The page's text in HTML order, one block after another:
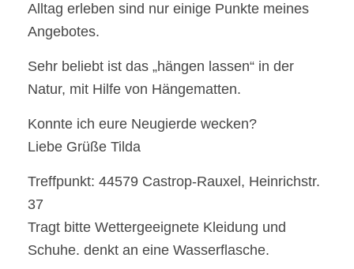
Alltag erleben sind nur einige Punkte meines
Angebotes.
Sehr beliebt ist das „hängen lassen“ in der
Natur, mit Hilfe von Hängematten.
Konnte ich eure Neugierde wecken?
Liebe Grüße Tilda
Treffpunkt: 44579 Castrop-Rauxel, Heinrichstr.
37
Tragt bitte Wettergeeignete Kleidung und
Schuhe. denkt an eine Wasserflasche.